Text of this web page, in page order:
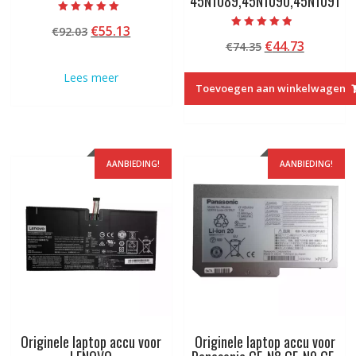
5.00
van 5
€92.03 Oorspronkelijke
€92.03.
€55.13
Lees meer
met
4.50
€74.35
was:
€74.35.
€44.73Huidige
is:
€44.73.
Toevoegen aan winkelwagen
AANBIEDING!
Originele laptop accu voor
AANBIEDING!
Originele laptop accu voor